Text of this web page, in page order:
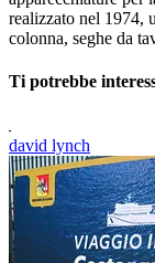
realizzato nel 1974,
colonna, seghe da
Ti potrebbe
david lynch